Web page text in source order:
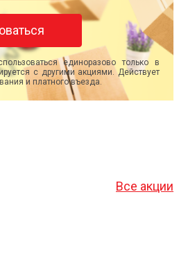
единоразово только в
с другими акциями. Действует
и платного въезда.
Все акции